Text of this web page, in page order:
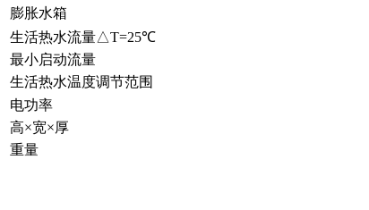
膨胀水箱
生活热水流量△T=25℃
最小启动流量
生活热水温度调节范围
电功率
高×宽×厚
重量